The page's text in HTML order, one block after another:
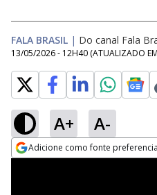
FALA BRASIL | Do canal Fala
13/05/2026 - 12H40 (ATUALIZADO EM
A+ A-
Adicione como fonte